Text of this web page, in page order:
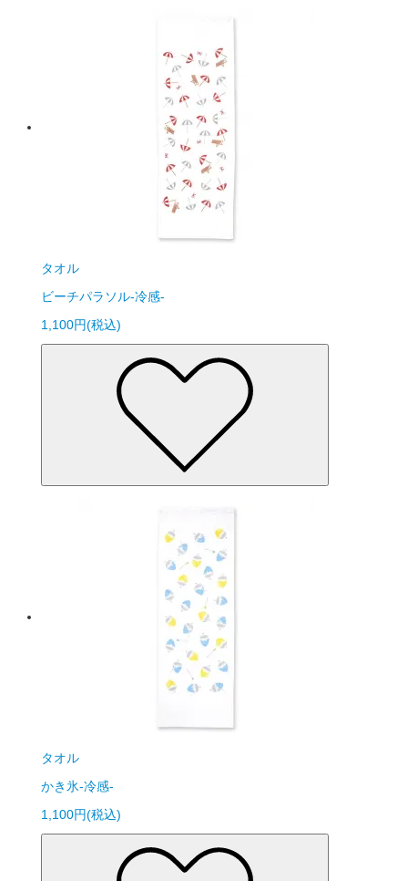
タオル
ビーチパラソル-冷感-
1,100円(税込)
タオル
かき氷-冷感-
1,100円(税込)